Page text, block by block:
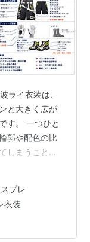
ライ衣装は、
と大きく広が
す。 一つひと
郭や配色の比
しまうことが
ポイントを、
のキャラクタ
じ所属のバー
ンバーとし
プレ
衣装